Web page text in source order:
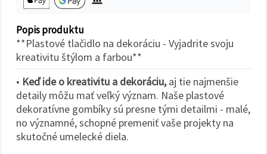
Popis produktu
**Plastové tlačidlo na dekoráciu - Vyjadrite svoju
kreativitu štýlom a farbou**
• Keď ide o kreativitu a dekoráciu,aj tie najmenšie
detaily môžu mať veľký význam. Naše plastové
dekoratívne gombíky sú presne tými detailmi - malé,
no významné, schopné premeniť vaše projekty na
skutočné umelecké diela.